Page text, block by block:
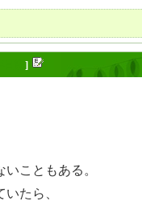
]
こともある。
たら、